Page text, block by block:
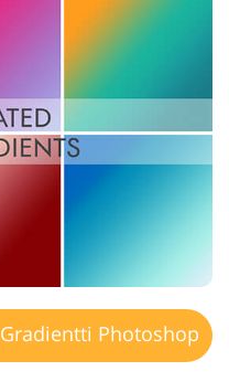
Gradientti Photoshop